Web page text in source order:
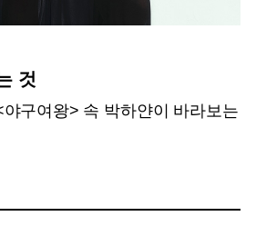
것
구여왕> 속 박하얀이 바라보는